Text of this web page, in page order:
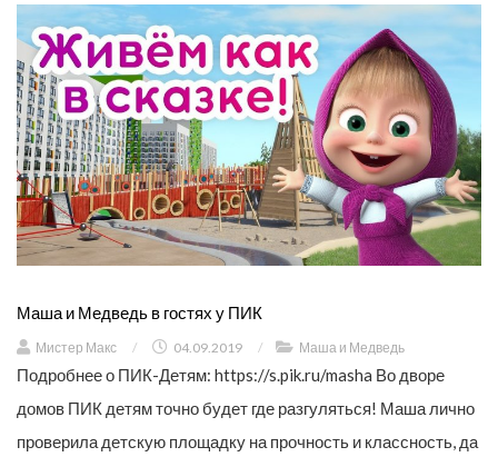
Маша и Медведь в гостях у ПИК
Мистер Макс / 04.09.2019 / Маша и Медведь
Подробнее о ПИК-Детям: https://s.pik.ru/masha Во дворе
домов ПИК детям точно будет где разгуляться! Маша лично
проверила детскую площадку на прочность и классность, да